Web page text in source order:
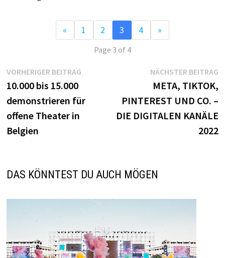
« 1 2 3 4 »
Page 3 of 4
Beitragsnavigation
VORHERIGER BEITRAG
10.000 bis 15.000
demonstrieren für
offene Theater in
Belgien
NÄCHSTER BEITRAG
META, TIKTOK,
PINTEREST UND CO. –
DIE DIGITALEN KANÄLE
2022
DAS KÖNNTEST DU AUCH MÖGEN